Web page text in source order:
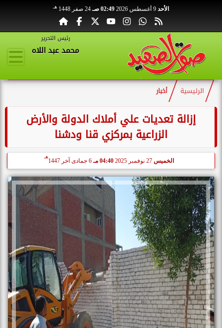
الأحد 02:49 صـ 24 صفر 1448 هـ
رئيس التحرير
محمد عبد اللاه
الرئيسية أخبار
إزالة تعديات علي أملاك الدولة والأرض
الزراعية بمركزي قنا ودشنا
الخميس 04:40 مـ 6 جمادى آخر 1447
هـ